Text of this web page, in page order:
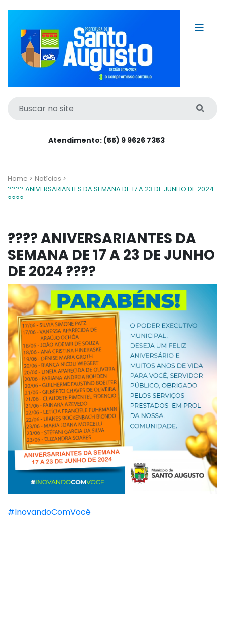
Atendimento: (55) 9 9626 7353
Home > Notícias >
???? ANIVERSARIANTES DA SEMANA DE 17 A 23 DE JUNHO DE 2024
????
???? ANIVERSARIANTES DA
SEMANA DE 17 A 23 DE JUNHO
DE 2024 ????
#InovandoComVocê